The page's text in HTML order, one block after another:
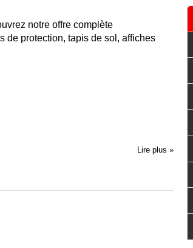
notre offre complète
de protection, tapis de sol, affiches
Lire plus »